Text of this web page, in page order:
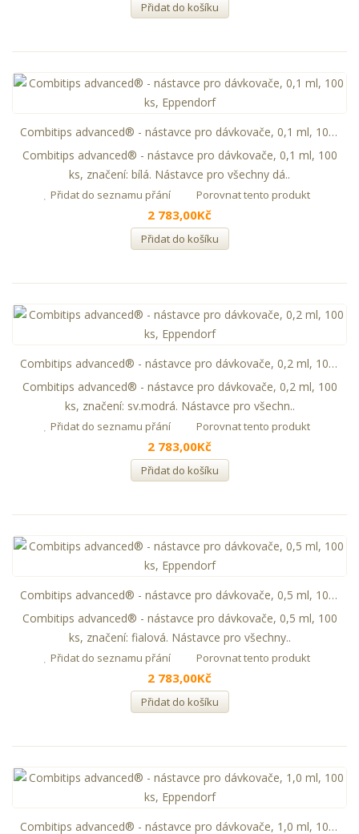
Přidat do košíku
Combitips advanced® - nástavce pro dávkovače, 0,1 ml, 100 ks, Eppendorf
Combitips advanced® - nástavce pro dávkovače, 0,1 ml, 100
ks, značení: bílá. Nástavce pro všechny dá..
Přidat do seznamu přání Porovnat tento produkt
2 783,00Kč
Přidat do košíku
Combitips advanced® - nástavce pro dávkovače, 0,2 ml, 100 ks, Eppendorf
Combitips advanced® - nástavce pro dávkovače, 0,2 ml, 100
ks, značení: sv.modrá. Nástavce pro všechn..
Přidat do seznamu přání Porovnat tento produkt
2 783,00Kč
Přidat do košíku
Combitips advanced® - nástavce pro dávkovače, 0,5 ml, 100 ks, Eppendorf
Combitips advanced® - nástavce pro dávkovače, 0,5 ml, 100
ks, značení: fialová. Nástavce pro všechny..
Přidat do seznamu přání Porovnat tento produkt
2 783,00Kč
Přidat do košíku
Combitips advanced® - nástavce pro dávkovače, 1,0 ml, 100 ks, Eppendorf